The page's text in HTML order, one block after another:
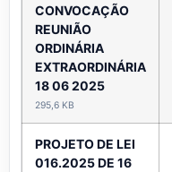
CONVOCAÇÃO
REUNIÃO
ORDINÁRIA
EXTRAORDINÁRIA
18 06 2025
295,6 KB
PROJETO DE LEI
016.2025 DE 16